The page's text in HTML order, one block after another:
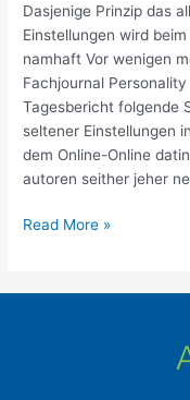
Dasjenige Prinzip das
Einstellungen wird
namhaft Vor wenigen
Fachjournal
Tagesbericht folgende
seltener Einstellungen
dem Online-Online
autoren seither jeher
beim
Moglich-
Internet
dating
schon
lange
namhaft
Read More »